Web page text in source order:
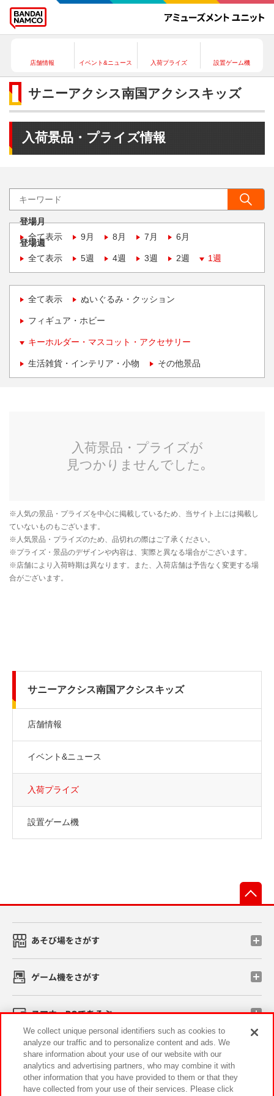
店舗情報 イベント&ニュース 入荷プライズ 設置ゲーム機
サニーアクシス南国アクシスキッズ
入荷景品・プライズ情報
登場月
全て表示
9月 8月 7月 6月
登場週
全て表示
5週 4週 3週 2週 1週
全て表示 ぬいぐるみ・クッション
フィギュア・ホビー
キーホルダー・マスコット・アクセサリー
生活雑貨・インテリア・小物 その他景品
サニーアクシス南国アクシスキッズ
店舗情報
イベント&ニュース
入荷プライズ
設置ゲーム機
あそび場をさがす
ゲーム機をさがす
スマホ・PCであそぶ
イベント・キャンペーン
We collect unique personal identifiers such as cookies to
analyze our traffic and to personalize content and ads. We
share information about your use of our website with our
analytics and advertising partners, who may combine it with
other information that you have provided to them or that they
have collected from your use of their services. Please click